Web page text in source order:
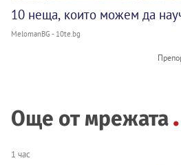
10 неща, които можем да
MelomanBG - 10te.bg
Още от мрежата
1 час